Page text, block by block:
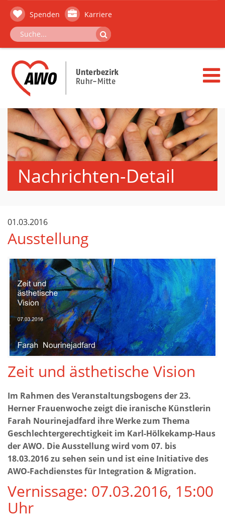
Spenden Karriere
Nachrichten-Detail
01.03.2016
Ausstellung
Zeit und ästhetische Vision
Im Rahmen des Veranstaltungsbogens der 23.
Herner Frauenwoche zeigt die iranische Künstlerin
Farah Nourinejadfard ihre Werke zum Thema
Geschlechtergerechtigkeit im Karl-Hölkekamp-Haus
der AWO. Die Ausstellung wird vom 07. bis
18.03.2016 zu sehen sein und ist eine Initiative des
AWO-Fachdienstes für Integration & Migration.
Vernissage: 07.03.2016, 15:00
Uhr